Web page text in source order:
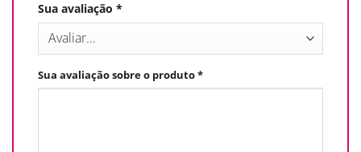
Sua avaliação *
Sua avaliação sobre o produto*